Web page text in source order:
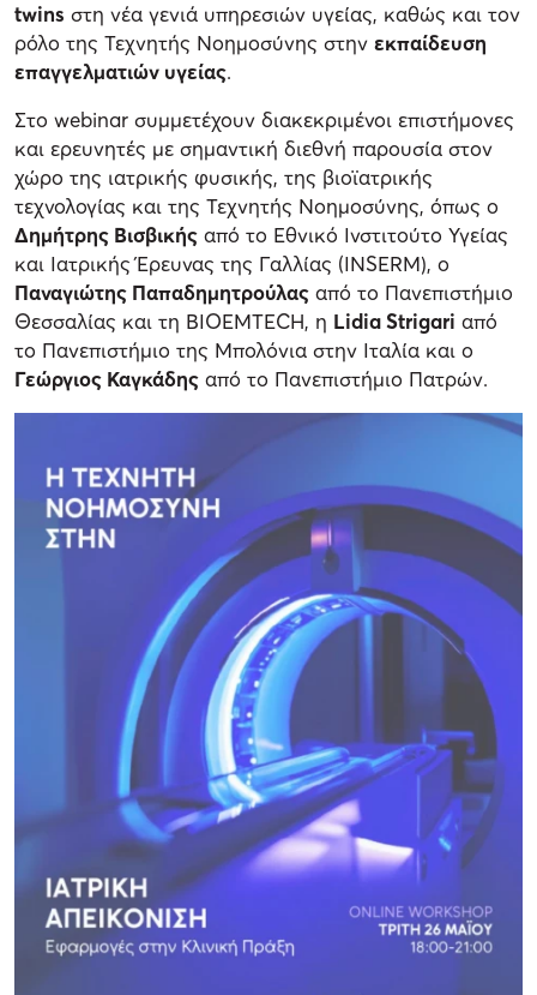
twins στη νέα γενιά υπηρεσιών υγείας, καθώς και τον
ρόλο της Τεχνητής Νοημοσύνης στην εκπαίδευση
επαγγελματιών υγείας.
Στο webinar συμμετέχουν διακεκριμένοι επιστήμονες
και ερευνητές με σημαντική διεθνή παρουσία στον
χώρο της ιατρικής φυσικής, της βιοϊατρικής
τεχνολογίας και της Τεχνητής Νοημοσύνης, όπως ο
Δημήτρης Βισβικής από το Εθνικό Ινστιτούτο Υγείας
και Ιατρικής Έρευνας της Γαλλίας (INSERM), ο
Παναγιώτης Παπαδημητρούλας από το Πανεπιστήμιο
Θεσσαλίας και τη BIOEMTECH, η Lidia Strigari από
το Πανεπιστήμιο της Μπολόνια στην Ιταλία και ο
Γεώργιος Καγκάδης από το Πανεπιστήμιο Πατρών.